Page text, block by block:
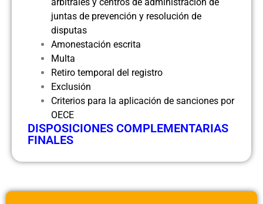
juntas de prevención y resolución de
disputas
Amonestación escrita
Multa
Retiro temporal del registro
Exclusión
Criterios para la aplicación de sanciones por
OECE
DISPOSICIONES COMPLEMENTARIAS
FINALES